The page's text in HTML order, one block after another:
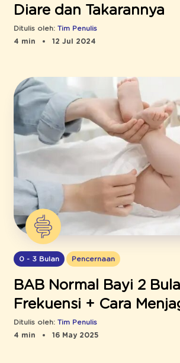
Diare dan Takarannya
Ditulis oleh: Tim Penulis
4 min
12 Jul 2024
0 - 3 Bulan Pencernaan
BAB Normal Bayi 2
Frekuensi + Cara
Ditulis oleh: Tim Penulis
4 min
16 May 2025